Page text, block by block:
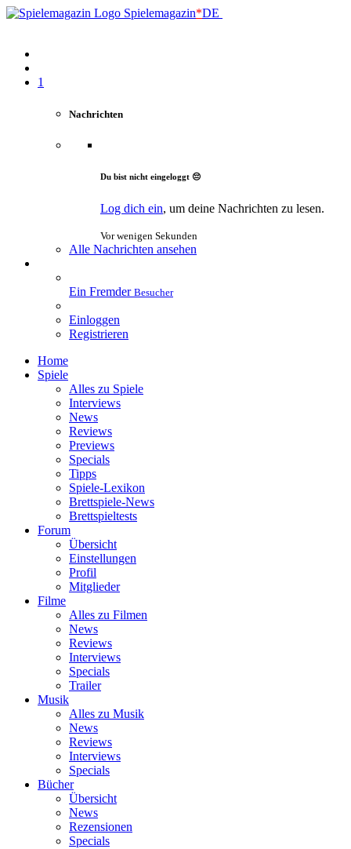
Spielemagazin*DE
1
Nachrichten
Du bist nicht eingeloggt 😔
Log dich ein, um deine Nachrichten zu lesen.
Vor wenigen Sekunden
Alle Nachrichten ansehen
Ein Fremder Besucher
Einloggen
Registrieren
Home
Spiele
Alles zu Spiele
Interviews
News
Reviews
Previews
Specials
Tipps
Spiele-Lexikon
Brettspiele-News
Brettspieltests
Forum
Übersicht
Einstellungen
Profil
Mitglieder
Filme
Alles zu Filmen
News
Reviews
Interviews
Specials
Trailer
Musik
Alles zu Musik
News
Reviews
Interviews
Specials
Bücher
Übersicht
News
Rezensionen
Specials